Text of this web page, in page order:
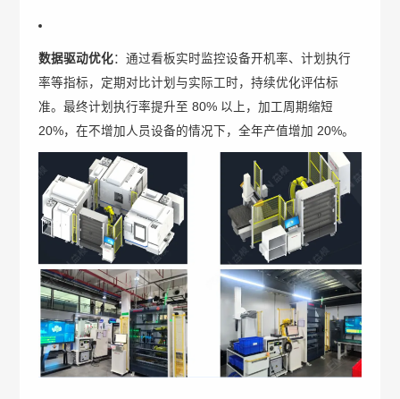
数据驱动优化：通过看板实时监控设备开机率、计划执行
率等指标，定期对比计划与实际工时，持续优化评估标
准。最终计划执行率提升至 80% 以上，加工周期缩短
20%，在不增加人员设备的情况下，全年产值增加 20%。